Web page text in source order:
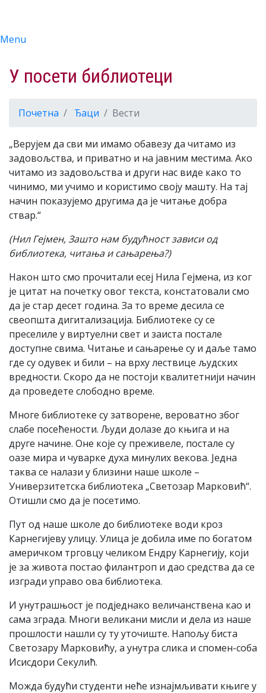
Menu
У посети библиотеци
Почетна Ђаци Вести
„Верујем да сви ми имамо обавезу да читамо из
задовољства, и приватно и на јавним местима. Ако
читамо из задовољства и други нас виде како то
чинимо, ми учимо и користимо своју машту. На тај
начин показујемо другима да је читање добра
ствар.“
(Нил Гејмен, Зашто нам будућност зависи од
библиотека, читања и сањарења?)
Након што смо прочитали есеј Нила Гејмена, из ког
је цитат на почетку овог текста, констатовали смо
да је стар десет година. За то време десила се
свеопшта дигитализација. Библиотеке су се
преселиле у виртуелни свет и заиста постале
доступне свима. Читање и сањарење су и даље тамо
где су одувек и били – на врху лествице људских
вредности. Скоро да не постоји квалитетнији начин
да проведете слободно време.
Многе библиотеке су затворене, вероватно због
слабе посећености. Људи долазе до књига и на
друге начине. Оне које су преживеле, постале су
оазе мира и чуварке духа минулих векова. Једна
таква се налази у близини наше школе –
Универзитетска библиотека „Светозар Марковић“.
Отишли смо да је посетимо.
Пут од наше школе до библиотеке води кроз
Карнегијеву улицу. Улица је добила име по богатом
америчком трговцу челиком Ендру Карнегију, који
је за живота постао филантроп и дао средства да се
изгради управо ова библиотека.
И унутрашњост је подједнако величанствена као и
сама зграда. Многи великани мисли и дела из наше
прошлости нашли су ту уточиште. Напољу биста
Светозару Марковићу, а унутра слика и спомен-соба
Исисдори Секулић.
Можда будући студенти неће изнајмљивати књиге у